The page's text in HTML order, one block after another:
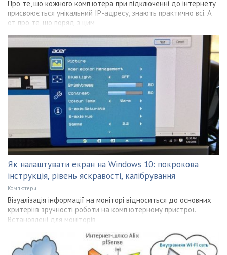
Про те, що кожного комп'ютера при підключенні до інтернету
присвоюється унікальний IP-адресу, знають практично всі. А
от про те, що поряд з цим
Як налаштувати екран на Windows 10: покрокова
інструкція, рівень яскравості, калібрування
Компютери
Візуалізація інформації на моніторі відноситься до основних
критеріїв зручності роботи на комп'ютерному пристрої.
Встановлені для моніторів